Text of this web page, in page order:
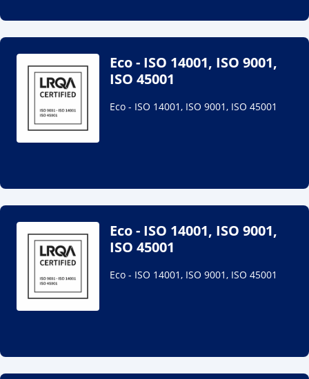
Eco - ISO 14001, ISO 9001,
ISO 45001
Eco - ISO 14001, ISO 9001, ISO 45001
Eco - ISO 14001, ISO 9001,
ISO 45001
Eco - ISO 14001, ISO 9001, ISO 45001